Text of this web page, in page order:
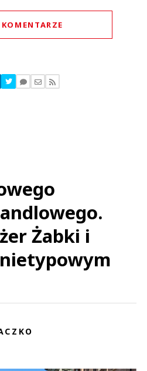
komentarzy
komentarze
Żabki i